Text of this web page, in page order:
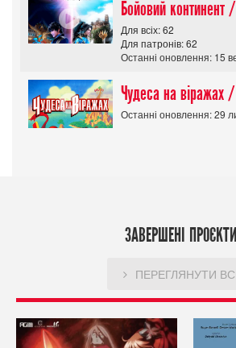
Бойовий континент
Для всіх: 62
Для патронів: 62
Останні оновлення: 15
Чудеса на віражах
Останні оновлення: 29
ЗАВЕРШЕНІ ПРОЄКТИ
ПЕРЕГЛЯНУТИ